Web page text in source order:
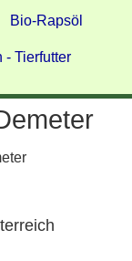
Bio-Rapsöl
- Tierfutter